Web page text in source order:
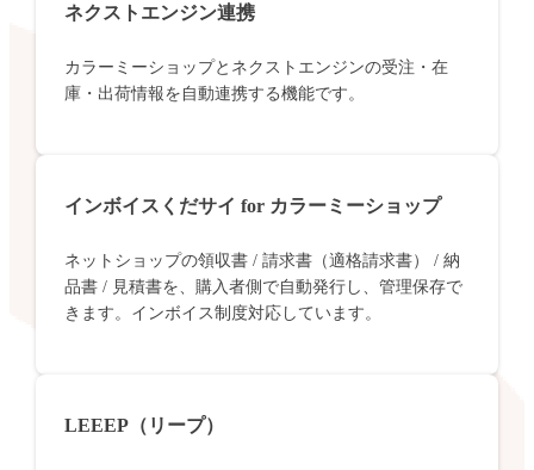
ネクストエンジン連携
カラーミーショップとネクストエンジンの受注・在
庫・出荷情報を自動連携する機能です。
インボイスくだサイ for カラーミーショップ
ネットショップの領収書 / 請求書（適格請求書） / 納
品書 / 見積書を、購入者側で自動発行し、管理保存で
きます。インボイス制度対応しています。
LEEEP（リープ）